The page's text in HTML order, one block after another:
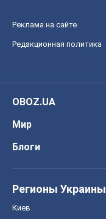
Реклама на сайте
Редакционная политика
OBOZ.UA
Мир
Блоги
Регионы Украины
Киев